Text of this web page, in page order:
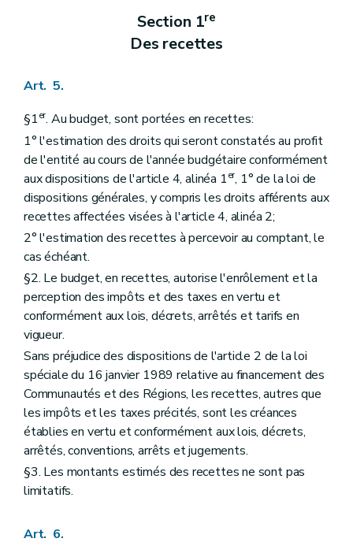
Section 1re
Des recettes
Art. 5.
§1er. Au budget, sont portées en recettes:
1° l'estimation des droits qui seront constatés au profit
de l'entité au cours de l'année budgétaire conformément
aux dispositions de l'article 4, alinéa 1er, 1° de la loi de
dispositions générales, y compris les droits afférents aux
recettes affectées visées à l'article 4, alinéa 2;
2° l'estimation des recettes à percevoir au comptant, le
cas échéant.
§2. Le budget, en recettes, autorise l'enrôlement et la
perception des impôts et des taxes en vertu et
conformément aux lois, décrets, arrêtés et tarifs en
vigueur.
Sans préjudice des dispositions de l'article 2 de la loi
spéciale du 16 janvier 1989 relative au financement des
Communautés et des Régions, les recettes, autres que
les impôts et les taxes précités, sont les créances
établies en vertu et conformément aux lois, décrets,
arrêtés, conventions, arrêts et jugements.
§3. Les montants estimés des recettes ne sont pas
limitatifs.
Art. 6.